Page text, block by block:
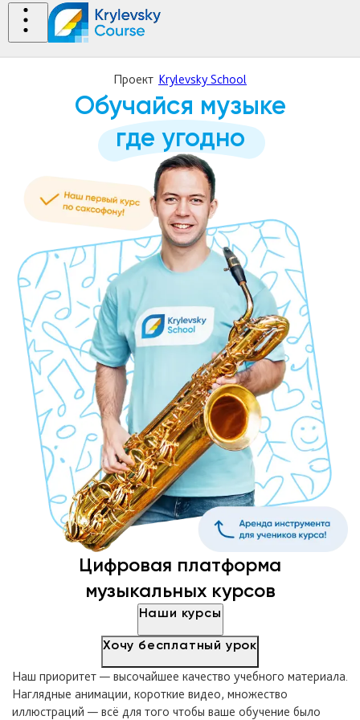
Проект Krylevsky School
Обучайся музыке
где угодно
Цифровая платформа
музыкальных курсов
Наши курсы
Хочу бесплатный урок
Наш приоритет — высочайшее качество учебного материала.
Наглядные анимации, короткие видео, множество
иллюстраций — всё для того чтобы ваше обучение было